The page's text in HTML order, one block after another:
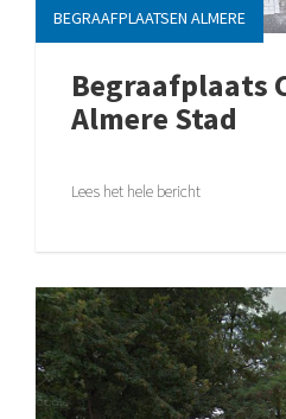
BEGRAAFPLAATSEN ALMERE
Begraafplaats
Almere Stad
Lees het hele bericht